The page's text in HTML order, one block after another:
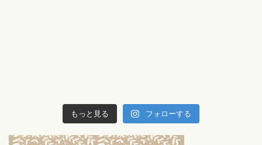
もっと見る フォローする